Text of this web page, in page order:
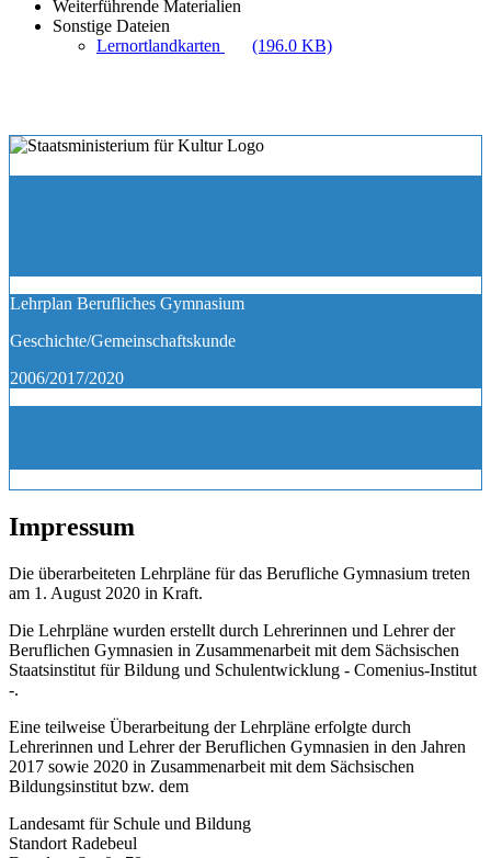
Weiterführende Materialien
Sonstige Dateien
Lernortlandkarten
(196.0 KB)
Lehrplan Berufliches Gymnasium
Geschichte/Gemeinschaftskunde
2006/2017/2020
Impressum
Die überarbeiteten Lehrpläne für das Berufliche Gymnasium treten
am 1. August 2020 in Kraft.
Die Lehrpläne wurden erstellt durch Lehrerinnen und Lehrer der
Beruflichen Gymnasien in Zusammenarbeit mit dem Sächsischen
Staatsinstitut für Bildung und Schulentwicklung - Comenius-Institut
-.
Eine teilweise Überarbeitung der Lehrpläne erfolgte durch
Lehrerinnen und Lehrer der Beruflichen Gymnasien in den Jahren
2017 sowie 2020 in Zusammenarbeit mit dem Sächsischen
Bildungsinstitut bzw. dem
Landesamt für Schule und Bildung
Standort Radebeul